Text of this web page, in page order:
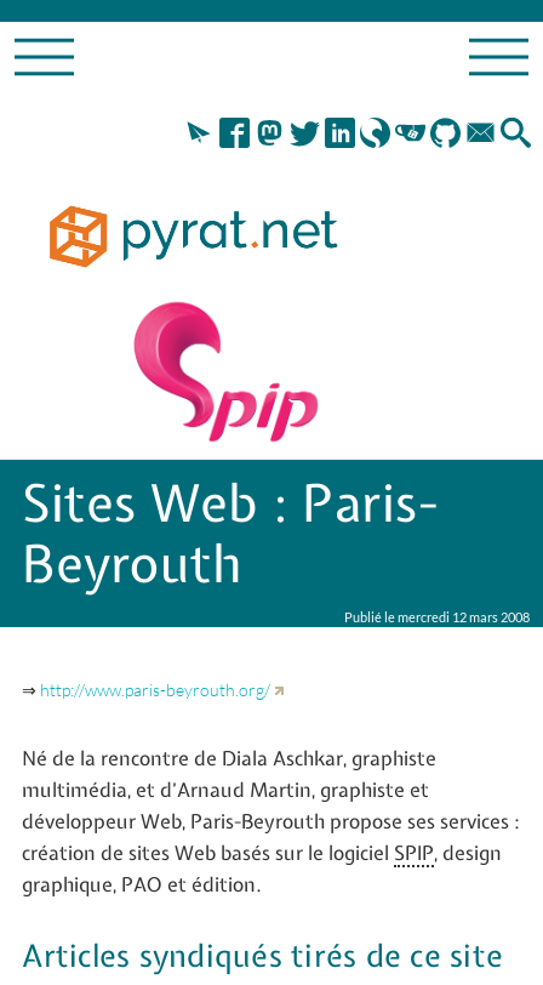
Sites Web : Paris-
Beyrouth
Publié le mercredi 12 mars 2008
⇒ http://www.paris-beyrouth.org/
Né de la rencontre de Diala Aschkar, graphiste
multimédia, et d’Arnaud Martin, graphiste et
développeur Web, Paris-Beyrouth propose ses services :
création de sites Web basés sur le logiciel SPIP, design
graphique, PAO et édition.
Articles syndiqués tirés de ce site